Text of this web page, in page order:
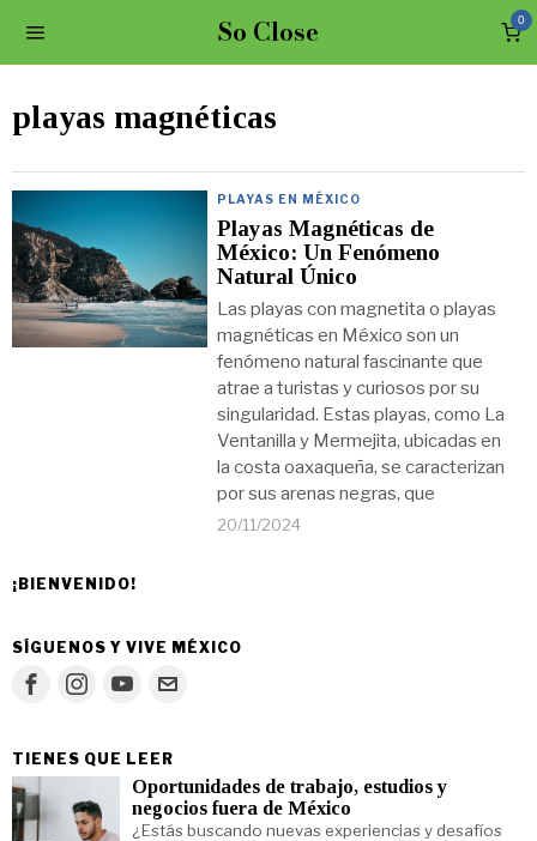
So Close 0
playas magnéticas
PLAYAS EN MÉXICO
Playas Magnéticas de
México: Un Fenómeno
Natural Único
Las playas con magnetita o playas
magnéticas en México son un
fenómeno natural fascinante que
atrae a turistas y curiosos por su
singularidad. Estas playas, como La
Ventanilla y Mermejita, ubicadas en
la costa oaxaqueña, se caracterizan
por sus arenas negras, que
20/11/2024
¡BIENVENIDO!
SÍGUENOS Y VIVE MÉXICO
TIENES QUE LEER
Oportunidades de trabajo, estudios y
negocios fuera de México
¿Estás buscando nuevas experiencias y desafíos